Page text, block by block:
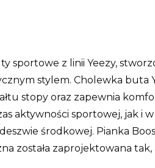
sportowe z linii Yeezy,
stylem. Cholewka
stopy oraz zapewnia
aktywności sportowej, jak
środkowej. Pianka
została zaprojektowana